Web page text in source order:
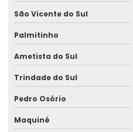
São Vicente do Sul
Palmitinho
Ametista do Sul
Trindade do Sul
Pedro Osório
Maquiné